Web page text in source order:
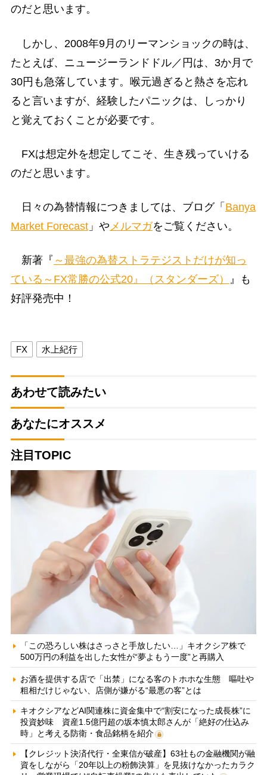
のだと思います。
しかし、2008年9月のリーマンショックの時は、
たとえば、ニュージーランドドル／円は、3か月で
30円も急落しています。喉元過ぎると熱さを忘れ
ると言いますが、経験したパニックは、しっかり
と覚えておくことが必要です。
FXは想定外を想定してこそ、生き残っていける
のだと思います。
日々の為替情報につきましては、ブログ「 Banya
Market Forecast」や メルマガをご覧ください。
新著『 ～最強の為替ストラテジストだけが知っ
ている～FX常勝の公式20』（スタンダーズ）
』も
好評発売中！
FX 水上紀行
あわせて読みたい
あなたにオススメ
注目TOPIC
「この恐ろしい株はさっさと手放したい…」キオクシア株で
500万円の利益を出した女性が“夢よもう一度”と再購入
お酒を提供する店で「出禁」になる客のトホホな生態 嘔吐や
粗相だけじゃない、店側が嫌がる“最悪の客”とは
キオクシアなどAI関連株に資金集中で“割安になった成長株”に
投資妙味 資産1.5億円超の坂本慎太郎さんが「絶好の仕込み
時」と考える防衛・食品銘柄を紹介
【クレジット決済代行・全東信が破産】63社もの金融機関が融
資をしながら「20年以上の粉飾決算」を見抜けなかったカラク